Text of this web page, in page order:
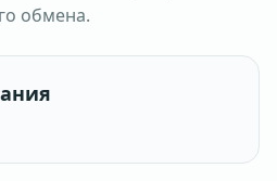
обмена.